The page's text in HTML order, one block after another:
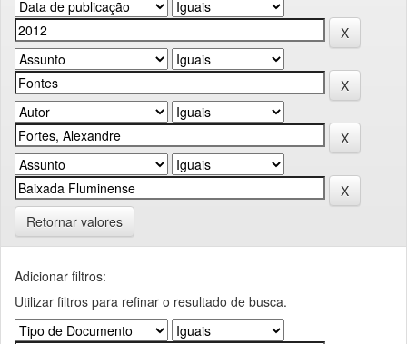
Retornar valores
Adicionar filtros:
Utilizar filtros para refinar o resultado de busca.